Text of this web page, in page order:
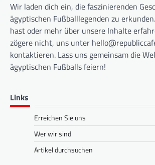
Wir laden dich ein, die faszinierenden
ägyptischen Fußballlegenden zu
hast oder mehr über unsere Inhalte
zögere nicht, uns unter
kontaktieren. Lass uns gemeinsam die
ägyptischen Fußballs feiern!
Links
Erreichen Sie uns
Wer wir sind
Artikel durchsuchen